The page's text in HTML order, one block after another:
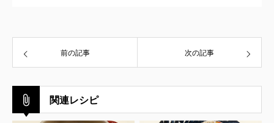
前の記事 次の記事
関連レシピ